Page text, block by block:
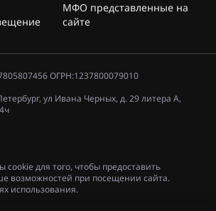
МФО представленные на
сайте
ОГРН:1237800079010
ул Ивана Черных, д. 29 литера А,
для того, чтобы предоставить
возможностей при посещении сайта.
использования.